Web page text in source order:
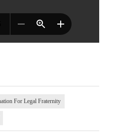
For Legal Fraternity